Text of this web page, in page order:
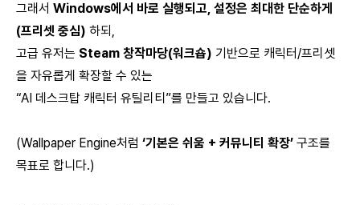
그래서 Windows에서 바로 실행되고, 설정은 최대한 단순하게
(프리셋 중심) 하되,
고급 유저는 Steam 창작마당(워크숍) 기반으로 캐릭터/프리셋
을 자유롭게 확장할 수 있는
“AI 데스크탑 캐릭터 유틸리티”를 만들고 있습니다.
(Wallpaper Engine처럼 ‘기본은 쉬움 + 커뮤니티 확장’ 구조를
목표로 합니다.)